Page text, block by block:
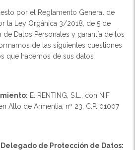
por el Reglamento General de
la Ley Orgánica 3/2018, de 5 de
Datos Personales y garantía de los
de las siguientes cuestiones
que hacemos de sus datos
E. RENTING, S.L., con NIF
Alto de Armentia, nº 23, C.P. 01007
de Protección de Datos: